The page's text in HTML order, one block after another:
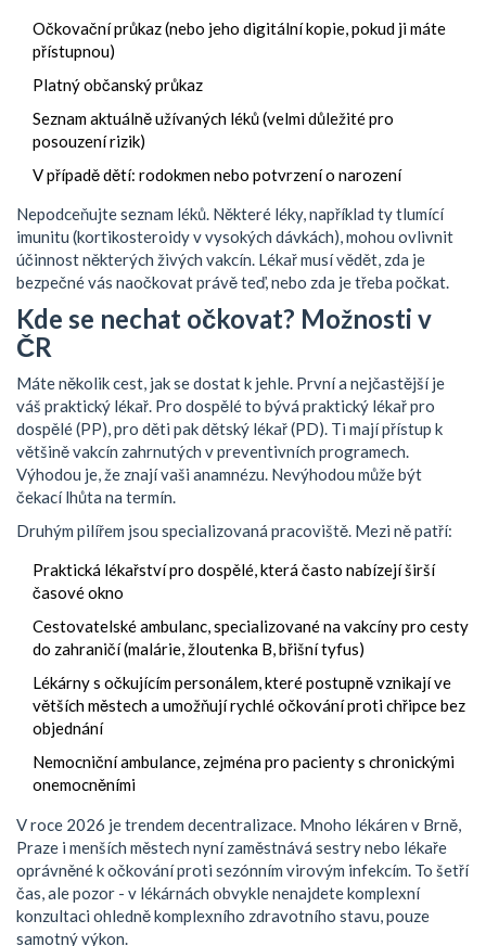
Očkovační průkaz (nebo jeho digitální kopie, pokud ji máte
přístupnou)
Platný občanský průkaz
Seznam aktuálně užívaných léků (velmi důležité pro
posouzení rizik)
V případě dětí: rodokmen nebo potvrzení o narození
Nepodceňujte seznam léků. Některé léky, například ty tlumící
imunitu (kortikosteroidy v vysokých dávkách), mohou ovlivnit
účinnost některých živých vakcín. Lékař musí vědět, zda je
bezpečné vás naočkovat právě teď, nebo zda je třeba počkat.
Kde se nechat očkovat? Možnosti v
ČR
Máte několik cest, jak se dostat k jehle. První a nejčastější je
váš praktický lékař. Pro dospělé to bývá praktický lékař pro
dospělé (PP), pro děti pak dětský lékař (PD). Ti mají přístup k
většině vakcín zahrnutých v preventivních programech.
Výhodou je, že znají vaši anamnézu. Nevýhodou může být
čekací lhůta na termín.
Druhým pilířem jsou specializovaná pracoviště. Mezi ně patří:
Praktická lékařství pro dospělé, která často nabízejí širší
časové okno
Cestovatelské ambulanc, specializované na vakcíny pro cesty
do zahraničí (malárie, žloutenka B, břišní tyfus)
Lékárny s očkujícím personálem, které postupně vznikají ve
větších městech a umožňují rychlé očkování proti chřipce bez
objednání
Nemocniční ambulance, zejména pro pacienty s chronickými
onemocněními
V roce 2026 je trendem decentralizace. Mnoho lékáren v Brně,
Praze i menších městech nyní zaměstnává sestry nebo lékaře
oprávněné k očkování proti sezónním virovým infekcím. To šetří
čas, ale pozor - v lékárnách obvykle nenajdete komplexní
konzultaci ohledně komplexního zdravotního stavu, pouze
samotný výkon.